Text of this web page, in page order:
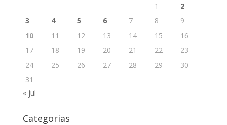
1
2
3
4 5 6 7 8
9
10
11 12 13 14 15
16
17
18 19 20 21 22
23
24
25 26 27 28 29
30
31
« jul
Categorias